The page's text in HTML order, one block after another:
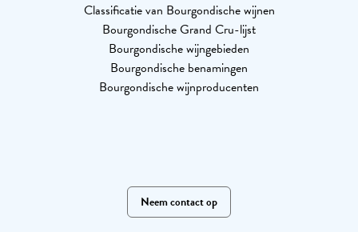
Classificatie van Bourgondische wijnen
Bourgondische Grand Cru-lijst
Bourgondische wijngebieden
Bourgondische benamingen
Bourgondische wijnproducenten
Neem contact op